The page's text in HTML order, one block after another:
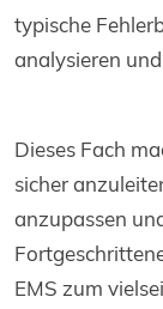
typische
analysieren
Dieses Fach
sicher
anzupassen
EMS zum